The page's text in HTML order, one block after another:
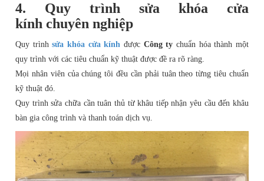
4. Quy trình sửa khóa cửa
kính chuyên nghiệp
Quy trìnhsửa khóa cửa kính được Công ty chuẩn hóa thành một
quy trình với các tiêu chuẩn kỹ thuật được đề ra rõ ràng.
Mọi nhân viên của chúng tôi đều cần phải tuân theo từng tiêu chuẩn
kỹ thuật đó.
Quy trình sửa chữa cần tuân thủ từ khâu tiếp nhận yêu cầu đến khâu
bàn gia công trình và thanh toán dịch vụ.